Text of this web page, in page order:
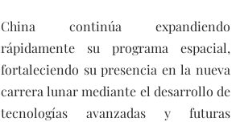
China continúa expandiendo
rápidamente su programa espacial,
fortaleciendo su presencia en la nueva
carrera lunar mediante el desarrollo de
tecnologías avanzadas y futuras